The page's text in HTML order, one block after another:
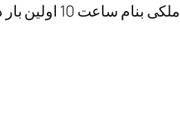
بار در اردبیل موزیک. پدیدار شد.